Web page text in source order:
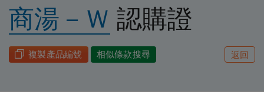
商湯－Ｗ 認購證
複製產品編號 相似條款搜尋 返回